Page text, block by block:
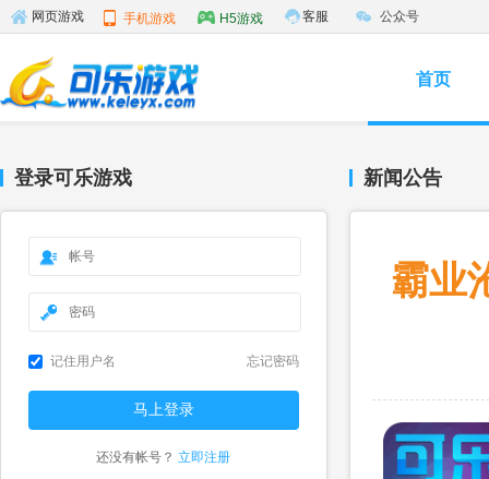
网页游戏 手机游戏 H5游戏 客服 公众号
首页
登录可乐游戏
记住用户名 忘记密码
还没有帐号？ 立即注册
新闻公告
霸业